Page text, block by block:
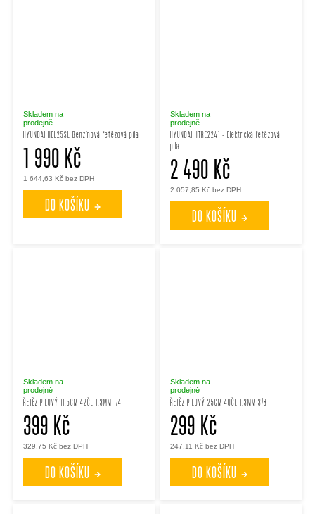
HYUNDAI HEL25SL Benzínová řetězová pila
Skladem na
prodejně
1 644,63 Kč bez DPH
1 990 Kč
DO KOŠÍKU
HYUNDAI HTRE2241 - Elektrická řetězová
pila
Skladem na
prodejně
2 057,85 Kč bez DPH
2 490 Kč
DO KOŠÍKU
ŘETĚZ PILOVÝ 11.5CM 42ČL 1,3MM 1/4
Skladem na
prodejně
329,75 Kč bez DPH
399 Kč
DO KOŠÍKU
ŘETĚZ PILOVÝ 25CM 40ČL 1.3MM 3/8
Skladem na
prodejně
247,11 Kč bez DPH
299 Kč
DO KOŠÍKU